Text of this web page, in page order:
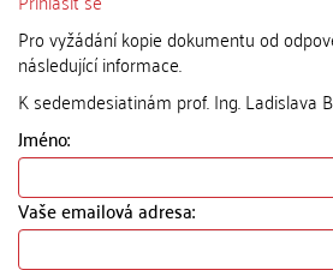
Pro vyžádání kopie dokumentu od
následující informace.
K sedemdesiatinám prof. Ing. Ladislava
Jméno:
Vaše emailová adresa: